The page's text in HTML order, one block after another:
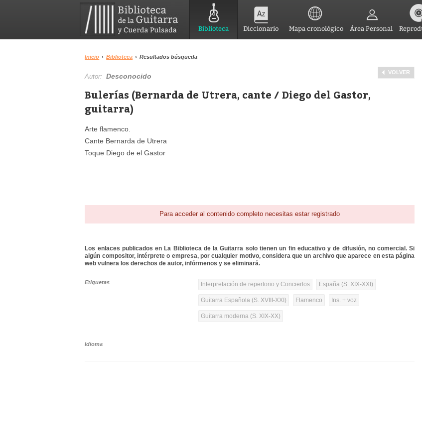
Biblioteca Diccionario Mapa cronológico Área Personal
Inicio › Biblioteca › Resultados búsqueda
VOLVER
Autor:Desconocido
Bulerías (Bernarda de Utrera, cante / Diego del Gastor,
guitarra)
Arte flamenco.
Cante Bernarda de Utrera
Toque Diego de el Gastor
Para acceder al contenido completo necesitas estar registrado
Los enlaces publicados en La Biblioteca de la Guitarra solo tienen un fin educativo y de difusión, no comercial. Si
algún compositor, intérprete o empresa, por cualquier motivo, considera que un archivo que aparece en esta página
web vulnera los derechos de autor, infórmenos y se eliminará.
Etiquetas Interpretación de repertorio y Conciertos España (S. XIX-XXI)
Guitarra Española (S. XVIII-XXI) Flamenco Ins. + voz
Guitarra moderna (S. XIX-XX)
Idioma